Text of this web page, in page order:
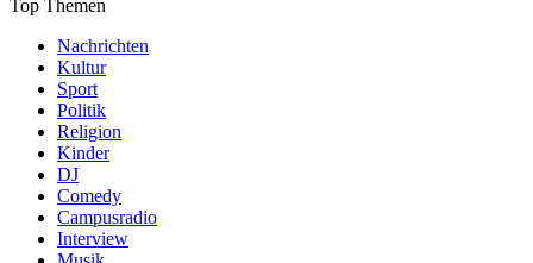
Top Themen
Nachrichten
Kultur
Sport
Politik
Religion
Kinder
DJ
Comedy
Campusradio
Interview